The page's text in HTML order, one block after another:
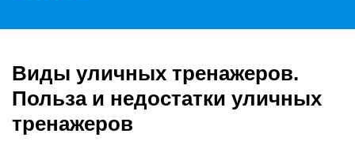
Виды уличных тренажеров.
Польза и недостатки уличных
тренажеров